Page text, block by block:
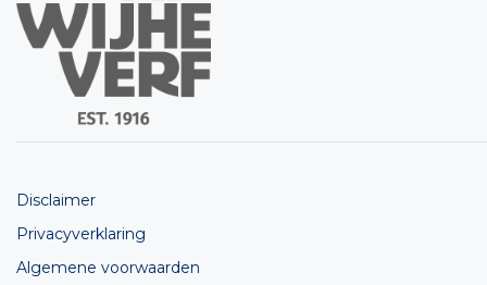
Disclaimer
Privacyverklaring
Algemene voorwaarden